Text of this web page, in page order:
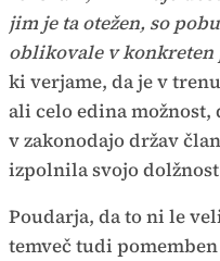
jim je ta otežen, so
oblikovale v konkreten
ki verjame, da je v
ali celo edina možnost,
v zakonodajo držav
izpolnila svojo
Poudarja, da to ni le
temveč tudi